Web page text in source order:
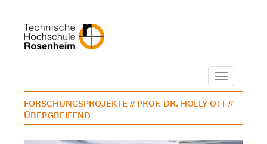
Navigation
FORSCHUNGSPROJEKTE // PROF. DR. HOLLY OTT //
ÜBERGREIFEND